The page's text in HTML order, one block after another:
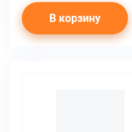
В корзину